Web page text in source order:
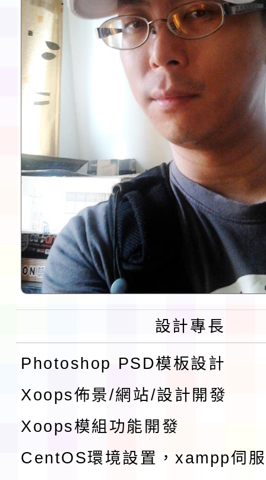
設計專長
Photoshop PSD模板設計
Xoops佈景/網站/設計開發
Xoops模組功能開發
CentOS環境設置，xampp伺